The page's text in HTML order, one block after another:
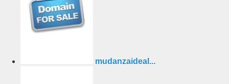
mudanzaideal...